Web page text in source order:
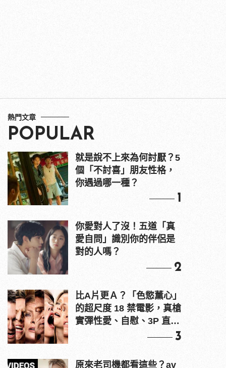
熱門文章
POPULAR
就是說不上來為何討厭？5
個「不討喜」朋友性格，
你遇過哪一種？
1
你愛對人了沒！五道「真
愛自問」識別你的伴侶是
對的人嗎？
2
比A片更Ａ？「色慾薰心」
的超尺度 18 禁電影，真槍
實彈性愛、自慰、3P 直接
3
原來老司機都看這些？av